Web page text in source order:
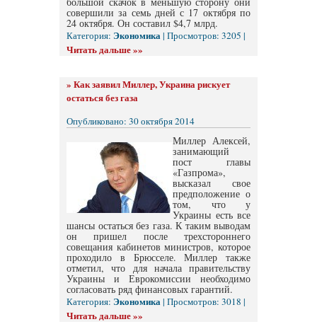
совершили за семь дней с 17 октября по
24 октября. Он составил $4,7 млрд.
Категория: Экономика| Просмотров: 3205 |
Читать дальше »»
» Как заявил Миллер, Украина рискует
остаться без газа
Опубликовано: 30 октября 2014
Миллер Алексей,
занимающий
пост главы
«Газпрома»,
высказал свое
предположение о
том, что у
Украины есть все
шансы остаться без газа. К таким выводам
он пришел после трехстороннего
совещания кабинетов министров, которое
проходило в Брюсселе. Миллер также
отметил, что для начала правительству
Украины и Еврокомиссии необходимо
согласовать ряд финансовых гарантий.
Категория: Экономика| Просмотров: 3018 |
Читать дальше »»